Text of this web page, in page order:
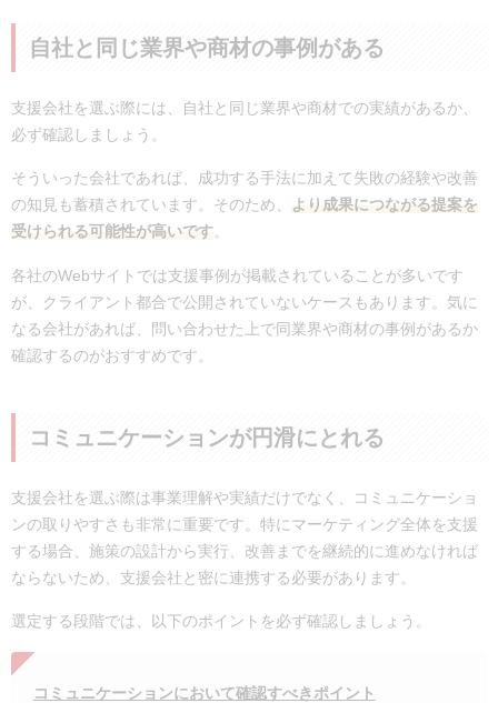
自社と同じ業界や商材の事例がある
支援会社を選ぶ際には、自社と同じ業界や商材での実績があるか、
必ず確認しましょう。
そういった会社であれば、成功する手法に加えて失敗の経験や改善
の知見も蓄積されています。そのため、 より成果につながる提案を
受けられる可能性が高いです。
各社のWebサイトでは支援事例が掲載されていることが多いです
が、クライアント都合で公開されていないケースもあります。気に
なる会社があれば、問い合わせた上で同業界や商材の事例があるか
確認するのがおすすめです。
コミュニケーションが円滑にとれる
支援会社を選ぶ際は事業理解や実績だけでなく、コミュニケーショ
ンの取りやすさも非常に重要です。特にマーケティング全体を支援
する場合、施策の設計から実行、改善までを継続的に進めなければ
ならないため、支援会社と密に連携する必要があります。
選定する段階では、以下のポイントを必ず確認しましょう。
コミュニケーションにおいて確認すべきポイント